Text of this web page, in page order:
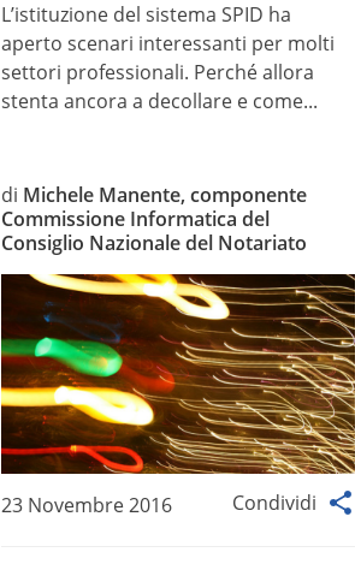
L’istituzione del sistema SPID ha
aperto scenari interessanti per molti
settori professionali. Perché allora
stenta ancora a decollare e come...
di Michele Manente, componente
Commissione Informatica del
Consiglio Nazionale del Notariato
23 Novembre 2016 Condividi